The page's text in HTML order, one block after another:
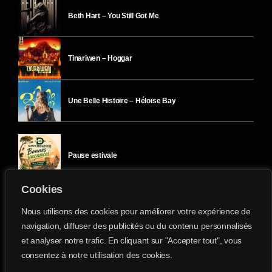
Cookies
Nous utilisons des cookies pour améliorer votre expérience de
navigation, diffuser des publicités ou du contenu personnalisés
et analyser notre trafic. En cliquant sur "Accepter tout", vous
consentez à notre utilisation des cookies.
Beth Hart – You Still Got Me
Tinariwen – Hoggar
Une Belle Histoire – Héloïse Bay
Pause estivale
Ici l’Ombre – mardi 28 juillet